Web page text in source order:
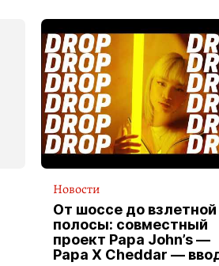
Новости
От шоссе до взлетной
полосы: совместный
проект Papa John’s —
Papa X Cheddar —